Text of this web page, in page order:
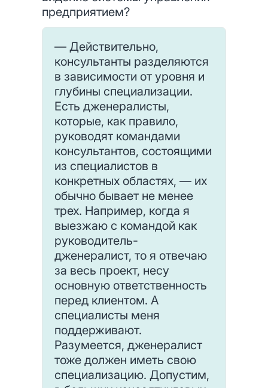
предприятием?
— Действительно,
консультанты разделяются
в зависимости от уровня и
глубины специализации.
Есть дженералисты,
которые, как правило,
руководят командами
консультантов, состоящими
из специалистов в
конкретных областях, — их
обычно бывает не менее
трех. Например, когда я
выезжаю с командой как
руководитель-
дженералист, то я отвечаю
за весь проект, несу
основную ответственность
перед клиентом. А
специалисты меня
поддерживают.
Разумеется, дженералист
тоже должен иметь свою
специализацию. Допустим,